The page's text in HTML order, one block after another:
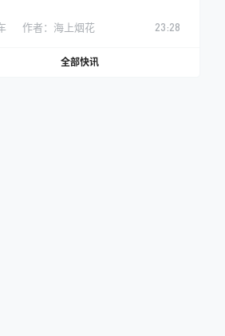
作者： 海上烟花 23:28
全部快讯